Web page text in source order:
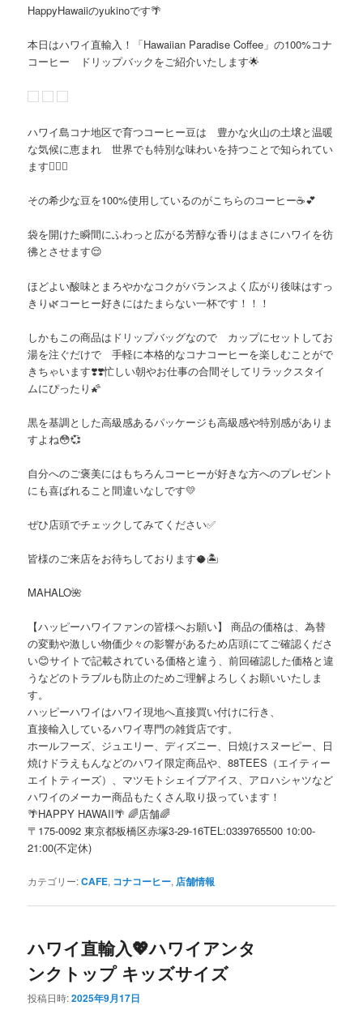
HappyHawaiiのyukinoです🌴
本日はハワイ直輸入！「Hawaiian Paradise Coffee」の100%コナ
コーヒー ドリップバックをご紹介いたします🌟
ハワイ島コナ地区で育つコーヒー豆は 豊かな火山の土壌と温暖
な気候に恵まれ 世界でも特別な味わいを持つことで知られてい
ます☝🏻✨
その希少な豆を100%使用しているのがこちらのコーヒー☕️💕
袋を開けた瞬間にふわっと広がる芳醇な香りはまさにハワイを彷
彿とさせます😌
ほどよい酸味とまろやかなコクがバランスよく広がり後味はすっ
きり🌿コーヒー好きにはたまらない一杯です！！！
しかもこの商品はドリップバッグなので カップにセットしてお
湯を注ぐだけで 手軽に本格的なコナコーヒーを楽しむことがで
きちゃいます❣️❣️忙しい朝やお仕事の合間そしてリラックスタイ
ムにぴったり🌠
黒を基調とした高級感あるパッケージも高級感や特別感がありま
すよね😳💞
自分へのご褒美にはもちろんコーヒーが好きな方へのプレゼント
にも喜ばれること間違いなしです💛
ぜひ店頭でチェックしてみてください✅
皆様のご来店をお待ちしております🥥🏝️
MAHALO🌺
【ハッピーハワイファンの皆様へお願い】 商品の価格は、為替
の変動や激しい物価少々の影響があるため店頭にてご確認くださ
い😊サイトで記載されている価格と違う、前回確認した価格と違
うなどのトラブルも防止のためご理解よろしくお願いいたしま
す。
ハッピーハワイはハワイ現地へ直接買い付けに行き、
直接輸入しているハワイ専門の雑貨店です。
ホールフーズ、ジュエリー、ディズニー、日焼けスヌーピー、日
焼けドラえもんなどのハワイ限定商品や、88TEES（エイティー
エイトティーズ）、マツモトシェイブアイス、アロハシャツなど
ハワイのメーカー商品もたくさん取り扱っています！
🌴HAPPY HAWAII🌴 🌈店舗🌈
〒175-0092 東京都板橋区赤塚3-29-16TEL:0339765500 10:00-
21:00(不定休)
カテゴリー:CAFE, コナコーヒー, 店舗情報
ハワイ直輸入💖ハワイアンタ
ンクトップ キッズサイズ
投稿日時:2025年9月17日